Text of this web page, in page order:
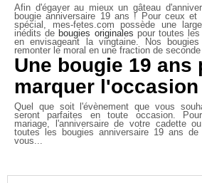
Afin d'égayer au mieux un gâteau
bougie anniversaire 19 ans ! Pour ceux et
spécial, mes-fetes.com possède une
inédits de bougies originales pour toutes
en envisageant la vingtaine. Nos
remonter le moral en une fraction de seconde
Une bougie 19 ans
marquer l'occasion
Quel que soit l'évènement que vous
seront parfaites en toute occasion.
mariage, l'anniversaire de votre cadette
toutes les
bougies anniversaire 19 ans de
vous...